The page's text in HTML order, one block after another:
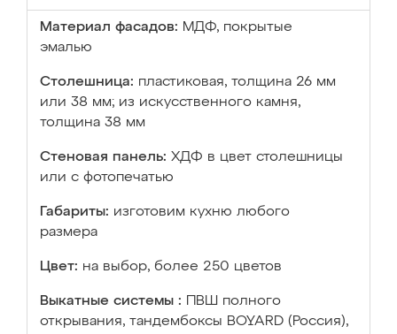
Материал фасадов: МДФ, покрытые
эмалью
Столешница: пластиковая, толщина 26 мм
или 38 мм; из искусственного камня,
толщина 38 мм
Стеновая панель: ХДФ в цвет столешницы
или с фотопечатью
Габариты: изготовим кухню любого
размера
Цвет: на выбор, более 250 цветов
Выкатные системы :
ПВШ полного
открывания, тандембоксы BOYARD (Россия),